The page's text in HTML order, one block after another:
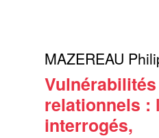
MAZEREAU
relationnels :
interrogés,